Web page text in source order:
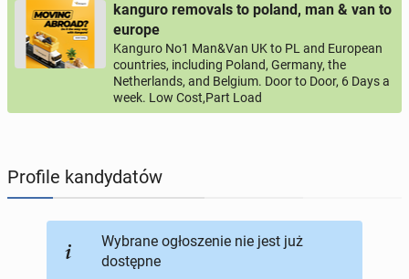
PROFILE KANDYDATÓW 290profili online
USŁUGI 166ogłoszeń online
MOTORYZACJA 12ogłoszeń online
KUPIĘ & SPRZEDAM
kanguro removals to poland, man & van to
europe
Kanguro No1 Man&Van UK to PL and European
countries, including Poland, Germany, the
Netherlands, and Belgium. Door to Door, 6 Days a
week. Low Cost,Part Load
Profile kandydatów
Wybrane ogłoszenie nie jest już
dostępne